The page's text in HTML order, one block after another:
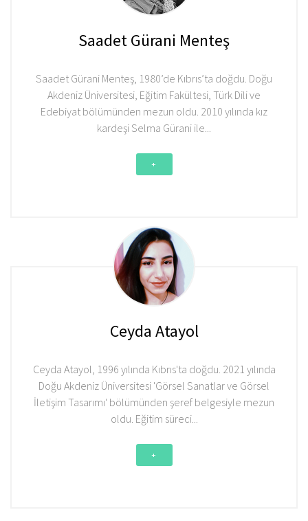
Saadet Gürani Menteş
Saadet Gürani Menteş, 1980’de Kıbrıs’ta doğdu. Doğu
Akdeniz Üniversitesi, Eğitim Fakültesi, Türk Dili ve
Edebiyat bölümünden mezun oldu. 2010 yılında kız
kardeşi Selma Gürani ile
+
Ceyda Atayol
Ceyda Atayol, 1996 yılında Kıbrıs'ta doğdu. 2021 yılında
Doğu Akdeniz Üniversitesi 'Görsel Sanatlar ve Görsel
İletişim Tasarımı' bölümünden şeref belgesiyle mezun
oldu. Eğitim süreci...
+